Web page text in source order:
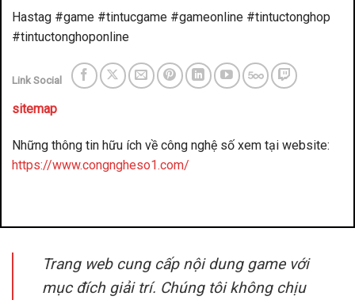
Hastag #game #tintucgame #gameonline #tintuctonghop
#tintuctonghoponline
Link Social
sitemap
Những thông tin hữu ích về công nghệ số xem tại website:
https://www.congngheso1.com/
Trang web cung cấp nội dung game với
mục đích giải trí. Chúng tôi không chịu